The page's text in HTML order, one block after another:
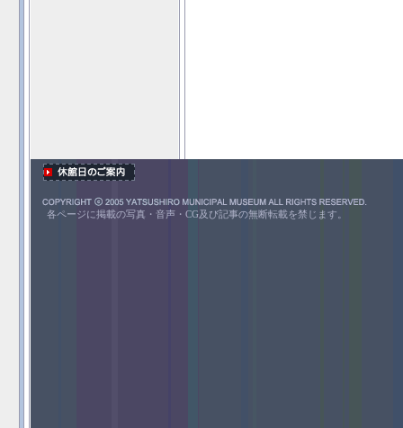
各ページに掲載の写真・音声・CG及び記事の無断転載を禁じます。